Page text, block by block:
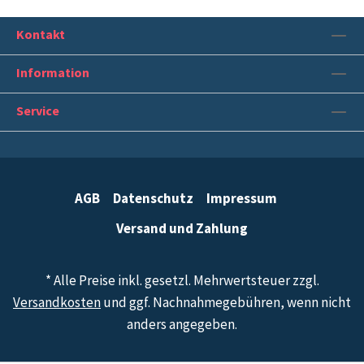
einbinden wollen. Für Nachbarschaftsinitiativen, die
im eigenen Viertel etwas bewegen wollen. Für
begeistern wollen. Die Möglichkeiten sind
unbegrenzt, wenn wir zusammenarbeiten.
Kontakt
Information
Service
AGB Datenschutz
Impressum
Versand und Zahlung
* Alle Preise inkl. gesetzl. Mehrwertsteuer zzgl.
Versandkostenund ggf. Nachnahmegebühren, wenn nicht
anders angegeben.